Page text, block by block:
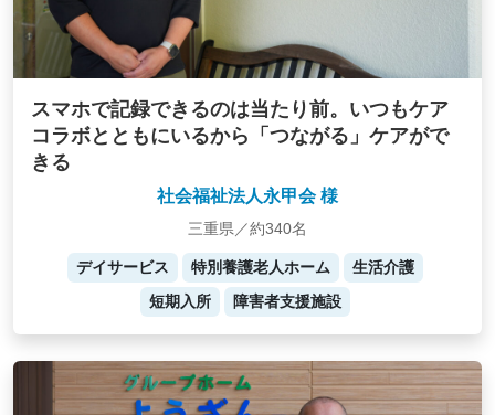
スマホで記録できるのは当たり前。いつもケア
コラボとともにいるから「つながる」ケアがで
きる
社会福祉法人永甲会 様
三重県／約340名
デイサービス 特別養護老人ホーム
生活介護
短期入所
障害者支援施設